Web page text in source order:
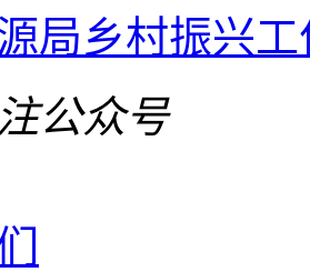
局乡村振兴
公众号